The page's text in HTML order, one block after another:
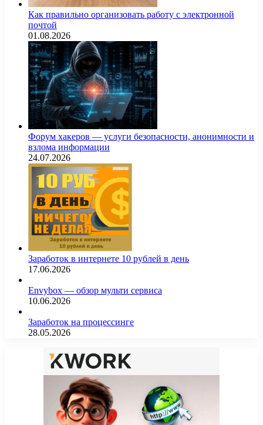
Как правильно организовать работу с электронной
почтой
01.08.2026
Форум хакеров — услуги безопасности, анонимности и
взлома информации
24.07.2026
Заработок в интернете 10 рублей в день
17.06.2026
Envybox — обзор мульти сервиса
10.06.2026
Заработок на процессинге
28.05.2026